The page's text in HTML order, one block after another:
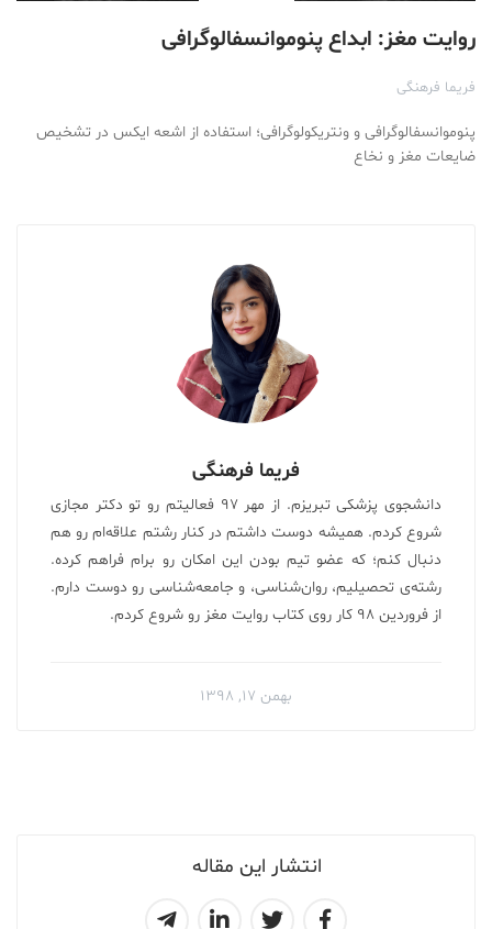
انتشار این مقاله
روایت مغز: ابداع پنوموانسفالوگرافی
فریما فرهنگی
پنوموانسفالوگرافی و ونتریکولوگرافی؛ استفاده از اشعه ایکس در تشخیص
ضایعات مغز و نخاع
فریما فرهنگی
دانشجوی پزشکی تبریزم. از مهر ۹۷ فعالیتم رو تو دکتر مجازی
شروع کردم. همیشه دوست داشتم در کنار رشتم علاقه‌ام رو هم
دنبال کنم؛ که عضو تیم بودن این امکان رو برام فراهم کرده.
رشته‌ی تحصیلیم، روان‌شناسی، و جامعه‌شناسی رو دوست دارم.
از فروردین ۹۸ کار روی کتاب روایت مغز رو شروع کردم.
بهمن ۱۷, ۱۳۹۸